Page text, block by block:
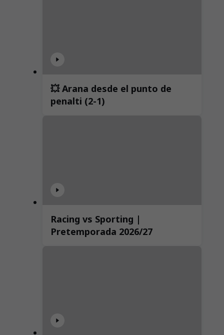
💥 Arana desde el punto de
penalti (2-1)
Racing vs Sporting |
Pretemporada 2026/27